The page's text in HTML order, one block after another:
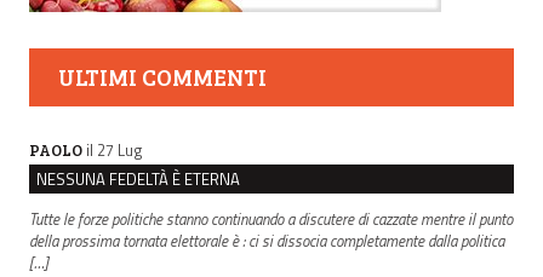
ULTIMI COMMENTI
PAOLO il 27 Lug
NESSUNA FEDELTÀ È ETERNA
Tutte le forze politiche stanno continuando a discutere di cazzate mentre il punto
della prossima tornata elettorale è : ci si dissocia completamente dalla politica
[…]